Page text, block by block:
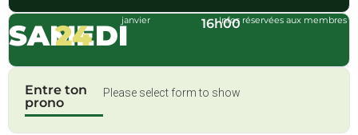
SAMEDI
24 janvier 16h00Infos réservées aux membres
Entre ton
prono
Please select form to show